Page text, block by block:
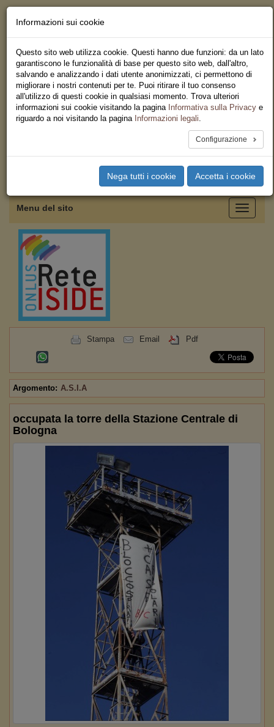
Servizi
Iscriviti
Ricerca
Area Stampa
Privacy
Federazione Regionale USB
Emilia Romagna
Toggle
Menu del sito
Stampa Email Pdf
Argomento: A.S.I.A
occupata la torre della Stazione Centrale di
Bologna
Informazioni sui cookie
Questo sito web utilizza cookie. Questi hanno due funzioni: da un lato
garantiscono le funzionalità di base per questo sito web, dall'altro,
salvando e analizzando i dati utente anonimizzati, ci permettono di
migliorare i nostri contenuti per te. Puoi ritirare il tuo consenso
all'utilizzo di questi cookie in qualsiasi momento. Trova ulteriori
informazioni sui cookie visitando la pagina Informativa sulla Privacy e
riguardo a noi visitando la pagina Informazioni legali.
Configurazione
Nega tutti i cookie Accetta i cookie